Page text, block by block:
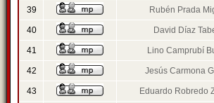
39 Rubén Prada
40 David Díaz
41 Lino Camprubí
42 Jesús Carmona
43 Eduardo Robredo